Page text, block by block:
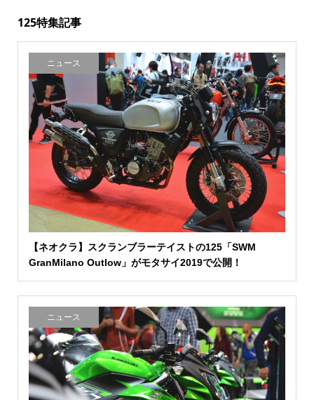
125特集記事
ニュース
【ネオクラ】スクランブラーテイストの125「SWM
GranMilano Outlow」がモタサイ2019で公開！
ニュース